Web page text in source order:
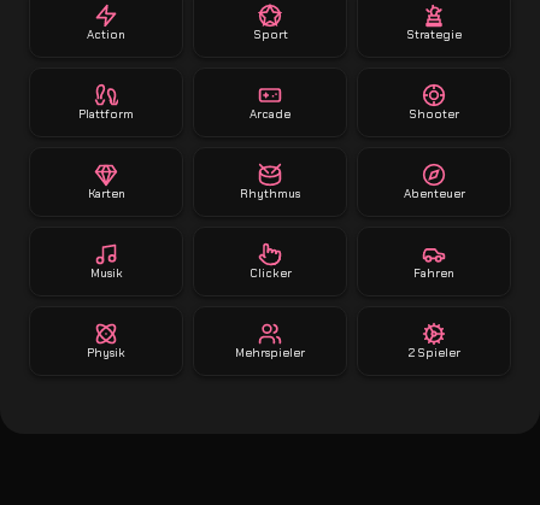
Action Sport Strategie
Plattform Arcade Shooter
Karten Rhythmus Abenteuer
Musik Clicker Fahren
Physik Mehrspieler 2 Spieler